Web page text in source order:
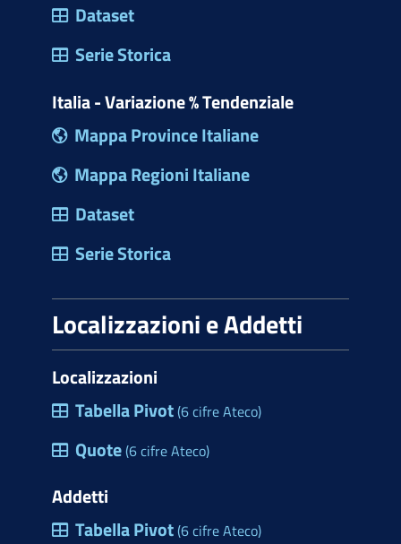
Dataset
Serie Storica
Italia - Variazione % Tendenziale
Mappa Province Italiane
Mappa Regioni Italiane
Dataset
Serie Storica
Localizzazioni e Addetti
Localizzazioni
Tabella Pivot(6 cifre Ateco)
Quote(6 cifre Ateco)
Addetti
Tabella Pivot(6 cifre Ateco)